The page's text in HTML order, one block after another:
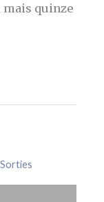
mais quinze
Sorties